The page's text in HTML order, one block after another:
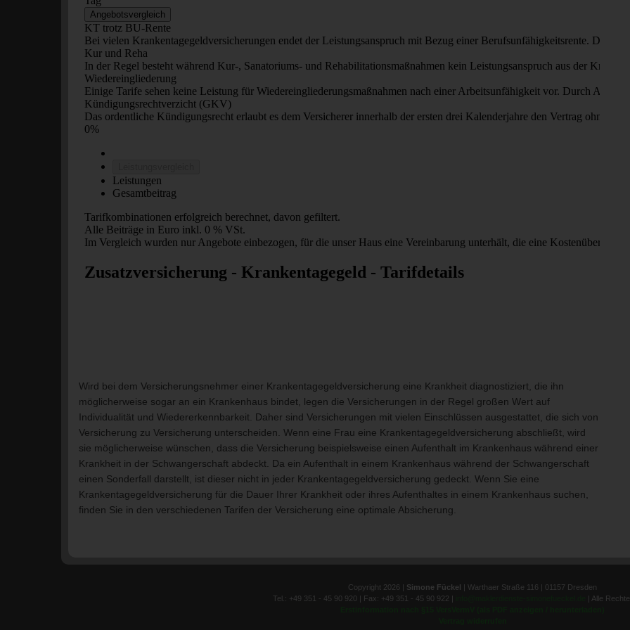
Wird bei dem Versicherungsnehmer einer Krankentagegeldversicherung eine Krankheit diagnostiziert, die ihn
möglicherweise sogar an ein Krankenhaus bindet, legen die Versicherungen in der Regel großen Wert auf
Individualität und Wiedererkennbarkeit. Daher sind Versicherungen mit vielen Einschlüssen ausgestattet, die sich von
Versicherung zu Versicherung unterscheiden. Wenn eine Frau eine Krankentagegeldversicherung abschließt, wird
sie möglicherweise wünschen, dass die Versicherung beispielsweise einen Aufenthalt im Krankenhaus während einer
Krankheit in der Schwangerschaft abdeckt. Da ein Aufenthalt in einem Krankenhaus während der Schwangerschaft
einen Sonderfall darstellt, ist dieser nicht in jeder Krankentagegeldversicherung gedeckt. Wenn Sie eine
Krankentagegeldversicherung für die Dauer Ihrer Krankheit oder ihres Aufenthaltes in einem Krankenhaus suchen,
finden Sie in den verschiedenen Tarifen der Versicherung eine optimale Absicherung.
Copyright 2026 | Simone Fückel
| Warthaer Straße 116 | 01157 Dresden
Tel.: +49 351 - 45 90 920 | Fax: +49 351 - 45 90 922 |
| Alle